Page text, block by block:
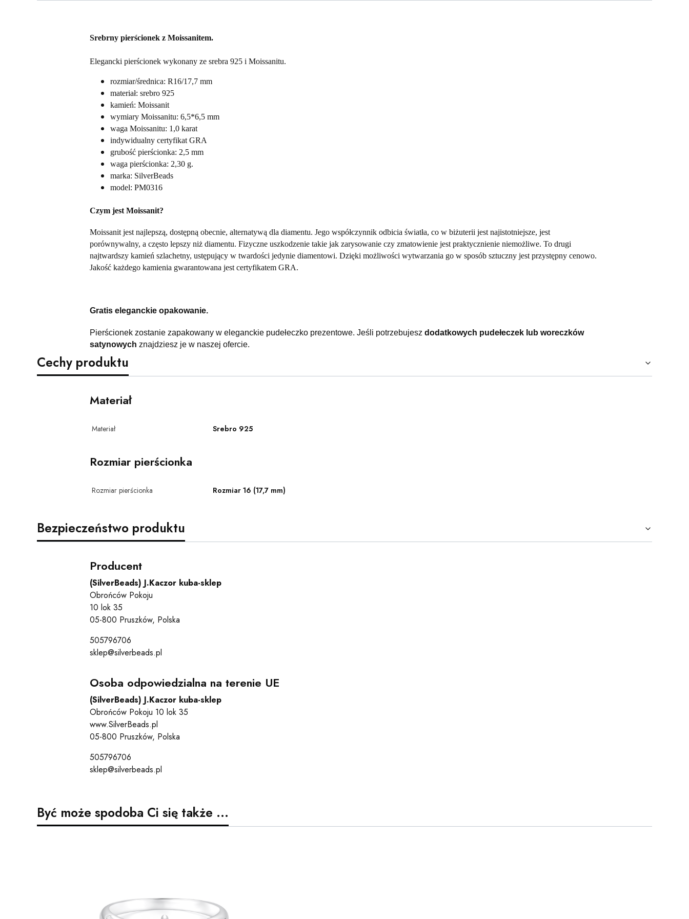
Srebrny pierścionek z Moissanitem.
Elegancki pierścionek wykonany ze srebra 925 i Moissanitu.
rozmiar/średnica: R16/17,7 mm
materiał: srebro 925
kamień: Moissanit
wymiary Moissanitu: 6,5*6,5 mm
waga Moissanitu: 1,0 karat
indywidualny certyfikat GRA
grubość pierścionka: 2,5 mm
waga pierścionka: 2,30 g.
marka: SilverBeads
model: PM0316
Czym jest Moissanit?
Moissanit jest najlepszą, dostępną obecnie, alternatywą dla diamentu. Jego współczynnik odbicia światła, co w biżuterii jest najistotniejsze, jest
porównywalny, a często lepszy niż diamentu. Fizyczne uszkodzenie takie jak zarysowanie czy zmatowienie jest praktycznienie niemożliwe. To drugi
najtwardszy kamień szlachetny, ustępujący w twardości jedynie diamentowi. Dzięki możliwości wytwarzania go w sposób sztuczny jest przystępny cenowo.
Jakość każdego kamienia gwarantowana jest certyfikatem GRA.
Gratis eleganckie opakowanie.
Pierścionek zostanie zapakowany w eleganckie pudełeczko prezentowe. Jeśli potrzebujesz dodatkowych pudełeczek lub woreczków
satynowych znajdziesz je w naszej ofercie.
Cechy produktu
Materiał
Materiał Srebro 925
Rozmiar pierścionka
Rozmiar pierścionka Rozmiar 16 (17,7 mm)
Bezpieczeństwo produktu
Producent
(SilverBeads) J.Kaczor kuba-sklep
Obrońców Pokoju
10 lok 35
05-800 Pruszków, Polska
505796706
sklep@silverbeads.pl
Osoba odpowiedzialna na terenie UE
(SilverBeads) J.Kaczor kuba-sklep
Obrońców Pokoju 10 lok 35
www.SilverBeads.pl
05-800 Pruszków, Polska
505796706
sklep@silverbeads.pl
Być może spodoba Ci się także ...